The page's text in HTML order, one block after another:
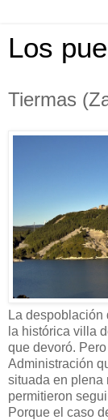
Los
Tiermas
La despoblación
la histórica villa
que devoró.
Administración
situada en plena
permitieron
Porque el caso